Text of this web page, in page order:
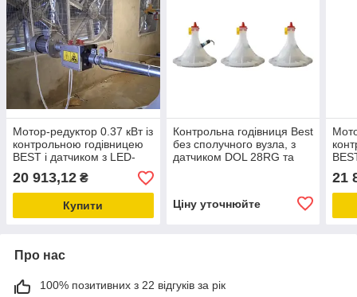
Мотор-редуктор 0.37 кВт із
контрольною годівницею
BEST і датчиком з LED-
підсвіткою для лінії
годування бройлерів
20 913,12 ₴
Купити
Контрольна годівниця Best
без сполучного вузла, з
датчиком DOL 28RG та
Ціну уточнюйте
21
Про нас
100% позитивних з 22 відгуків за рік